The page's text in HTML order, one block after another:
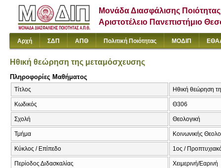
Μονάδα Διασφάλισης Ποιότητας
Αριστοτέλειο Πανεπιστήμιο
Αρχή ΣΔΠ ΑΠΘ Πολιτική Ποιότητας ΜΟΔΙΠ
Ηθική θεώρηση της μεταμόσχευσης
Πληροφορίες Μαθήματος
Τίτλος Ηθική θεώρηση
Κωδικός Θ306
Σχολή Θεολογική
Τμήμα Κοινωνικής
Κύκλος / Επίπεδο 1ος /
Περίοδος Διδασκαλίας Χειμερινή/Εαρινή